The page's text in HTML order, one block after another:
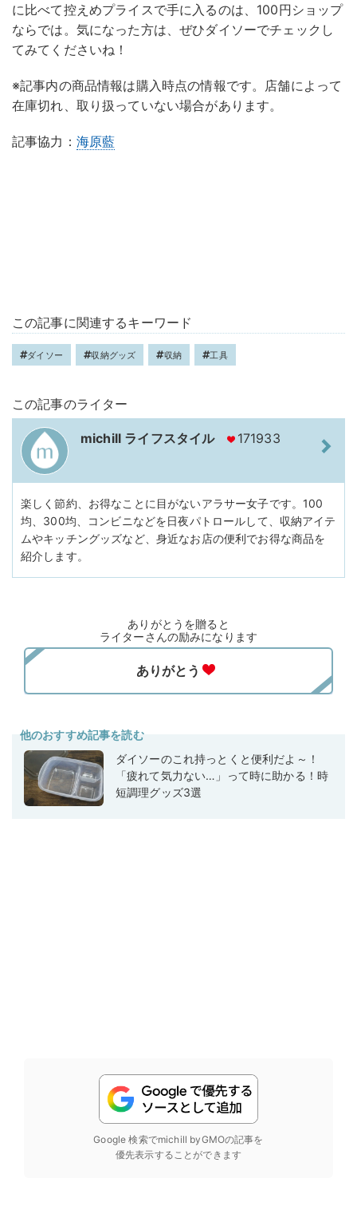
に比べて控えめプライスで手に入るのは、100円ショップ
ならでは。気になった方は、ぜひダイソーでチェックし
てみてくださいね！
※記事内の商品情報は購入時点の情報です。店舗によって
在庫切れ、取り扱っていない場合があります。
記事協力： 海原藍
この記事に関連するキーワード
ダイソー 収納グッズ 収納 工具
この記事のライター
michill ライフスタイル 171933
楽しく節約、お得なことに目がないアラサー女子です。100
均、300均、コンビニなどを日夜パトロールして、収納アイテ
ムやキッチングッズなど、身近なお店の便利でお得な商品を
紹介します。
ありがとうを贈ると
ライターさんの励みになります
他のおすすめ記事を読む
ダイソーのこれ持っとくと便利だよ～！
「疲れて気力ない…」って時に助かる！時
短調理グッズ3選
Google 検索でmichill byGMOの記事を
優先表示することができます